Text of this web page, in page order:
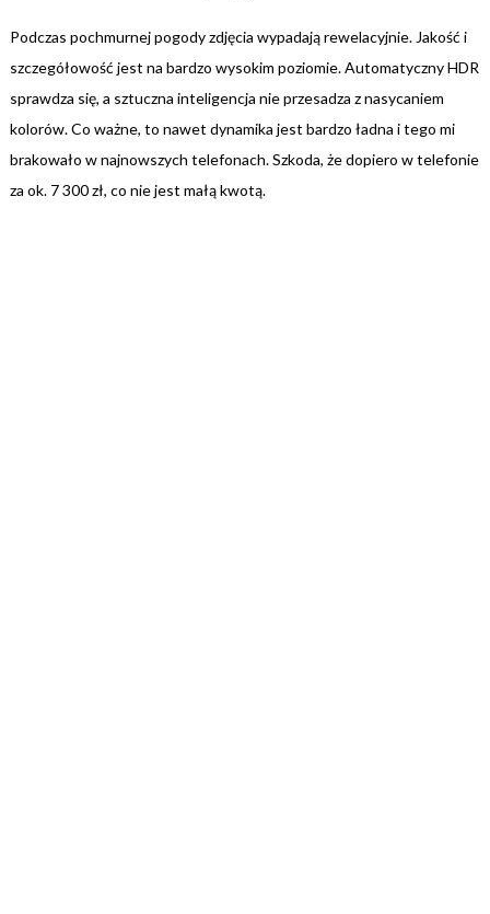
Podczas pochmurnej pogody zdjęcia wypadają rewelacyjnie. Jakość i
szczegółowość jest na bardzo wysokim poziomie. Automatyczny HDR
sprawdza się, a sztuczna inteligencja nie przesadza z nasycaniem
kolorów. Co ważne, to nawet dynamika jest bardzo ładna i tego mi
brakowało w najnowszych telefonach. Szkoda, że dopiero w telefonie
za ok. 7 300 zł, co nie jest małą kwotą.